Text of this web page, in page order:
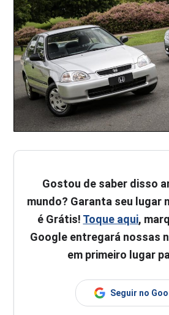
Gostou de saber disso
mundo? Garanta seu lugar
é Grátis! Toque aqui,
Google entregará nossas
em primeiro lugar
Seguir no